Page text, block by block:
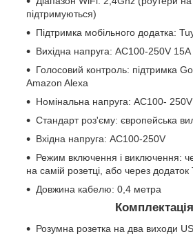
підтримуються)
Підтримка мобільного додатка:
Вихідна напруга: AC100-250V 15A
Голосовий контроль: підтримка
Amazon Alexa
Номінальна напруга: AC100- 250V
Стандарт роз'єму: європейська
Вхідна напруга: AC100-250V
Режим включення і виключення:
на самій розетці, або через
Довжина кабелю: 0,4 метра
Комплектація
Розумна розетка на два виходи